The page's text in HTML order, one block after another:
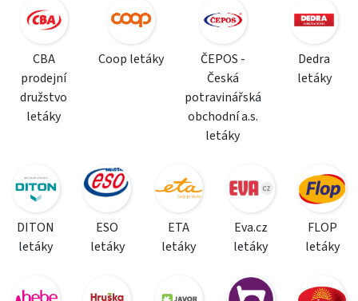
CBA
prodejní
družstvo
letáky
Coop letáky
ČEPOS -
Česká
potravinářská
obchodní a.s.
letáky
Dedra
letáky
DITON
letáky
ESO
letáky
ETA
letáky
Eva.cz
letáky
FLOP
letáky